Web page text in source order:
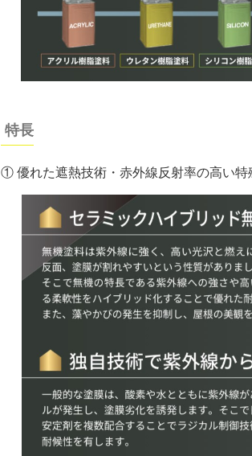
特長
① 優れた遮熱技術・赤外線反射率の高い特